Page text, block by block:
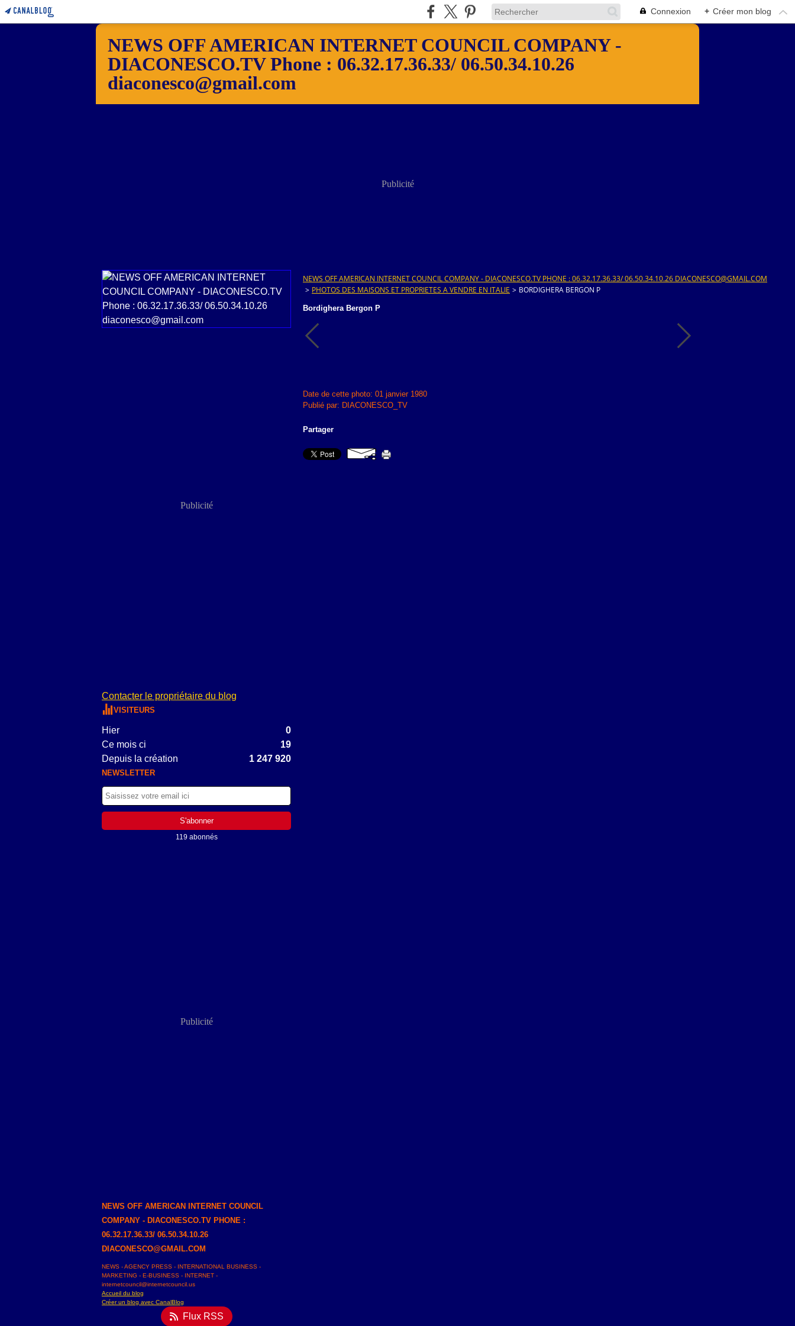
Connexion + Créer mon blog
NEWS OFF AMERICAN INTERNET COUNCIL COMPANY -
DIACONESCO.TV Phone : 06.32.17.36.33/ 06.50.34.10.26
diaconesco@gmail.com
Publicité
Publicité
Contacter le propriétaire du blog
VISITEURS
Hier
0
Ce mois ci
19
Depuis la création
1 247 920
NEWSLETTER
119 abonnés
Publicité
NEWS OFF AMERICAN INTERNET COUNCIL
COMPANY - DIACONESCO.TV PHONE :
06.32.17.36.33/ 06.50.34.10.26
DIACONESCO@GMAIL.COM
NEWS - AGENCY PRESS - INTERNATIONAL BUSINESS -
MARKETING - E-BUSINESS - INTERNET -
internetcouncil@internetcouncil.us
Accueil du blog
Créer un blog avec CanalBlog
Flux RSS
NEWS OFF AMERICAN INTERNET COUNCIL COMPANY - DIACONESCO.TV PHONE : 06.32.17.36.33/ 06.50.34.10.26 DIACONESCO@GMAIL.COM
> PHOTOS DES MAISONS ET PROPRIETES A VENDRE EN ITALIE > BORDIGHERA BERGON P
Bordighera Bergon P
Date de cette photo: 01 janvier 1980
Publié par: DIACONESCO_TV
Partager